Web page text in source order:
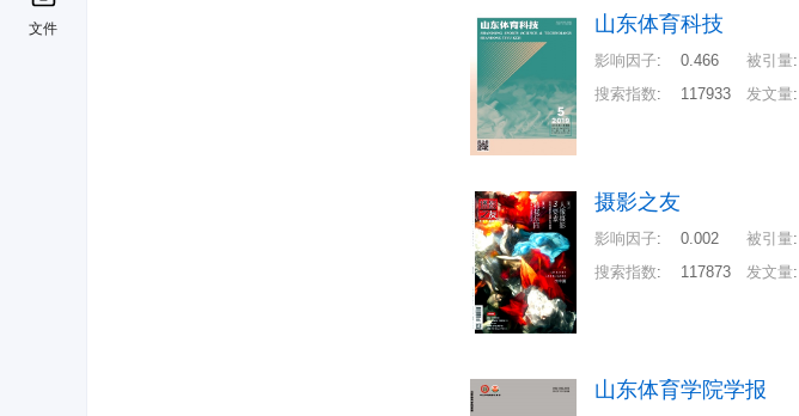
文件 山东体育科技
影响因子: 0.466 被引量:
搜索指数: 117933 发文量:
摄影之友
影响因子: 0.002 被引量:
搜索指数: 117873 发文量:
山东体育学院学报